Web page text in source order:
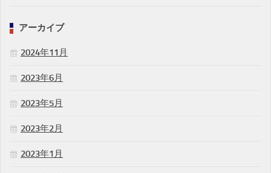
アーカイブ
2024年11月
2023年6月
2023年5月
2023年2月
2023年1月